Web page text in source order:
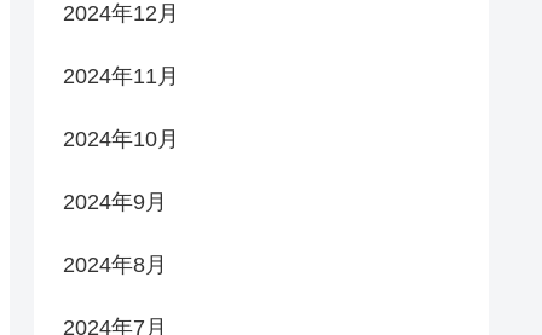
2024年12月
2024年11月
2024年10月
2024年9月
2024年8月
2024年7月